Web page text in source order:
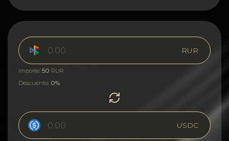
RUR
importe: 50 RUR
Descuento: 0%
USDC